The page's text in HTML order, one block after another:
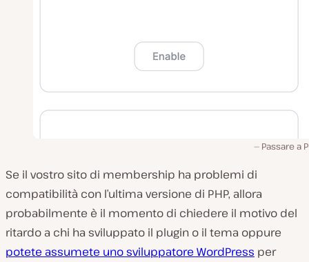
Passare a
Se il vostro sito di membership ha problemi di
compatibilità con l’ultima versione di PHP, allora
probabilmente è il momento di chiedere il motivo del
ritardo a chi ha sviluppato il plugin o il tema oppure
potete assumete uno sviluppatore WordPress per